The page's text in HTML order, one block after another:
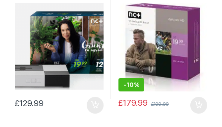
£129.99
-10%
£179.99 £199.99